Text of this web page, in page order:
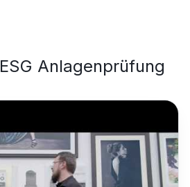
ESG Anlagenprüfung